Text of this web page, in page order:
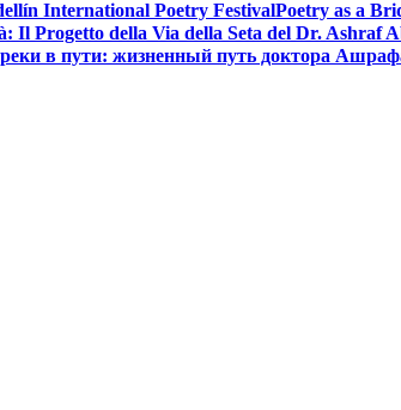
International Poetry FestivalPoetry as a
Il Progetto della Via della Seta del Dr. Ashraf
в пути: жизненный путь доктора